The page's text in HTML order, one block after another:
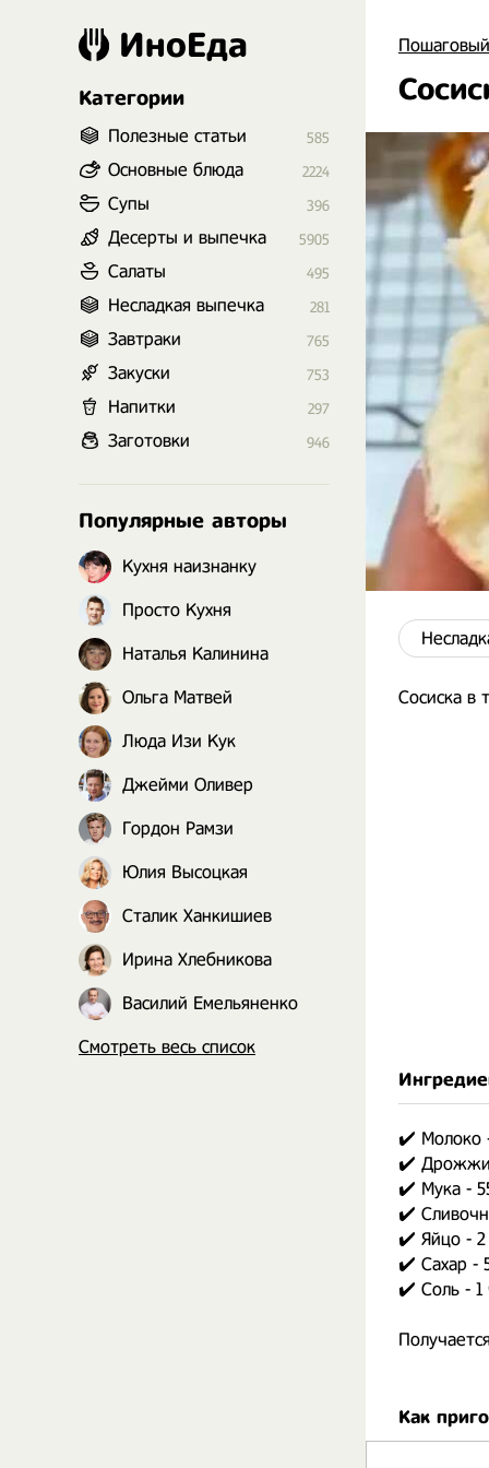
Сосиска в
✔️ Молоко
✔️ Дрожжи
✔️ Мука -
✔️
✔️ Яйцо -
✔️ Сахар -
✔️ Соль - 1
Как
ИноЕда
Категории
Полезные статьи 585
Основные блюда 2224
Супы 396
Десерты и выпечка 5905
Салаты 495
Несладкая выпечка 281
Завтраки 765
Закуски 753
Напитки 297
Заготовки 946
Популярные авторы
Кухня наизнанку
Просто Кухня
Наталья Калинина
Ольга Матвей
Люда Изи Кук
Джейми Оливер
Гордон Рамзи
Юлия Высоцкая
Сталик Ханкишиев
Ирина Хлебникова
Василий Емельяненко
Смотреть весь список